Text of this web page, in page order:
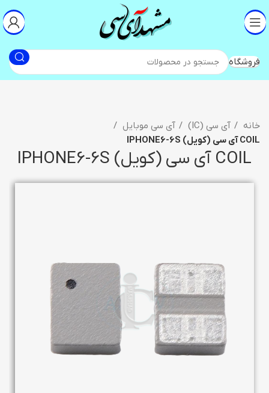
فروشگاه
خانه آی سی (IC)
آی سی موبایل
COIL آی سی (کویل) IPHONE6-6S
COIL آی سی (کویل) IPHONE6-6S